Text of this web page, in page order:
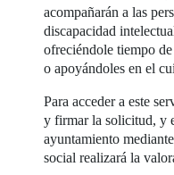
acompañarán a las
discapacidad
ofreciéndole tiempo
o apoyándoles en el
Para acceder a este
y firmar la solicitud, y
ayuntamiento
social realizará la